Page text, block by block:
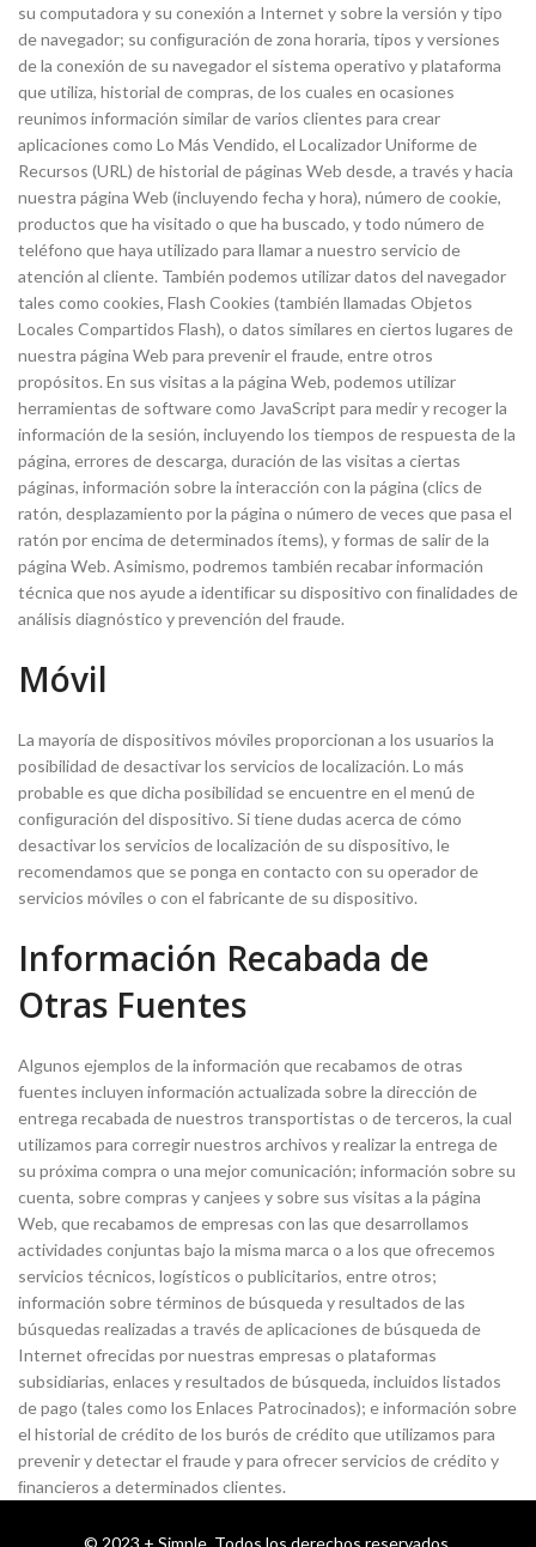
su computadora y su conexión a Internet y sobre la versión y tipo
de navegador; su conﬁguración de zona horaria, tipos y versiones
de la conexión de su navegador el sistema operativo y plataforma
que utiliza, historial de compras, de los cuales en ocasiones
reunimos información similar de varios clientes para crear
aplicaciones como Lo Más Vendido, el Localizador Uniforme de
Recursos (URL) de historial de páginas Web desde, a través y hacia
nuestra página Web (incluyendo fecha y hora), número de cookie,
productos que ha visitado o que ha buscado, y todo número de
teléfono que haya utilizado para llamar a nuestro servicio de
atención al cliente. También podemos utilizar datos del navegador
tales como cookies, Flash Cookies (también llamadas Objetos
Locales Compartidos Flash), o datos similares en ciertos lugares de
nuestra página Web para prevenir el fraude, entre otros
propósitos. En sus visitas a la página Web, podemos utilizar
herramientas de software como JavaScript para medir y recoger la
información de la sesión, incluyendo los tiempos de respuesta de la
página, errores de descarga, duración de las visitas a ciertas
páginas, información sobre la interacción con la página (clics de
ratón, desplazamiento por la página o número de veces que pasa el
ratón por encima de determinados ítems), y formas de salir de la
página Web. Asimismo, podremos también recabar información
técnica que nos ayude a identiﬁcar su dispositivo con ﬁnalidades de
análisis diagnóstico y prevención del fraude.
Móvil
La mayoría de dispositivos móviles proporcionan a los usuarios la
posibilidad de desactivar los servicios de localización. Lo más
probable es que dicha posibilidad se encuentre en el menú de
conﬁguración del dispositivo. Si tiene dudas acerca de cómo
desactivar los servicios de localización de su dispositivo, le
recomendamos que se ponga en contacto con su operador de
servicios móviles o con el fabricante de su dispositivo.
Información Recabada de
Otras Fuentes
Algunos ejemplos de la información que recabamos de otras
fuentes incluyen información actualizada sobre la dirección de
entrega recabada de nuestros transportistas o de terceros, la cual
utilizamos para corregir nuestros archivos y realizar la entrega de
su próxima compra o una mejor comunicación; información sobre su
cuenta, sobre compras y canjees y sobre sus visitas a la página
Web, que recabamos de empresas con las que desarrollamos
actividades conjuntas bajo la misma marca o a los que ofrecemos
servicios técnicos, logísticos o publicitarios, entre otros;
información sobre términos de búsqueda y resultados de las
búsquedas realizadas a través de aplicaciones de búsqueda de
Internet ofrecidas por nuestras empresas o plataformas
subsidiarias, enlaces y resultados de búsqueda, incluidos listados
de pago (tales como los Enlaces Patrocinados); e información sobre
el historial de crédito de los burós de crédito que utilizamos para
prevenir y detectar el fraude y para ofrecer servicios de crédito y
ﬁnancieros a determinados clientes.
© 2023 + Simple. Todos los derechos reservados.